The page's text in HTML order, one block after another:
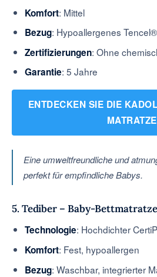
Komfort: Mittel
Bezug: Hypoallergenes Tencel®
Zertifizierungen: Ohne
Garantie: 5 Jahre
ENTDECKEN SIE DIE
MATRATZE
Eine umweltfreundliche und
perfekt für empfindliche Babys.
5. Tediber – Baby-Bettmatratze
Technologie: Hochdichter
Komfort: Fest, hypoallergen
Bezug: Waschbar, integrierter